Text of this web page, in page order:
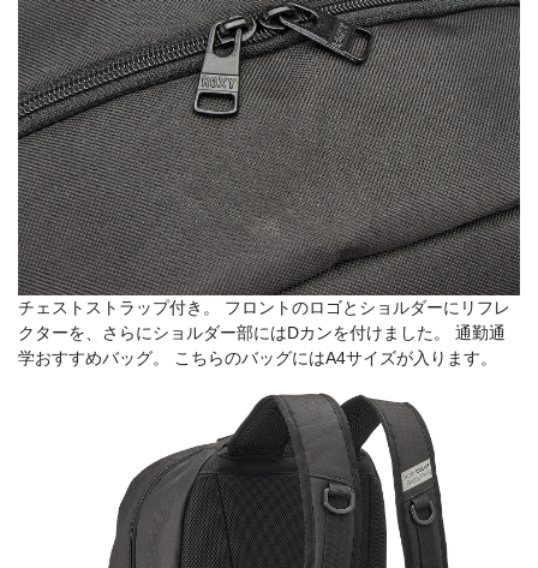
チェストストラップ付き。 フロントのロゴとショルダーにリフレ
クターを、さらにショルダー部にはDカンを付けました。 通勤通
学おすすめバッグ。 こちらのバッグにはA4サイズが入ります。